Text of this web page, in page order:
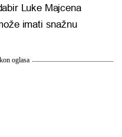
Luke Majcena
imati snažnu
oglasa